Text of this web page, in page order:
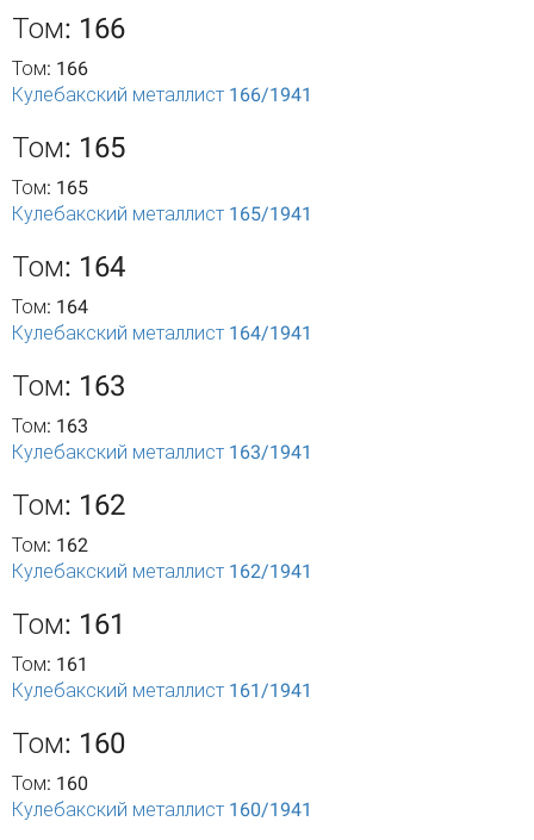
Том: 166
Том: 166
Кулебакский металлист 166/1941
Том: 165
Том: 165
Кулебакский металлист 165/1941
Том: 164
Том: 164
Кулебакский металлист 164/1941
Том: 163
Том: 163
Кулебакский металлист 163/1941
Том: 162
Том: 162
Кулебакский металлист 162/1941
Том: 161
Том: 161
Кулебакский металлист 161/1941
Том: 160
Том: 160
Кулебакский металлист 160/1941